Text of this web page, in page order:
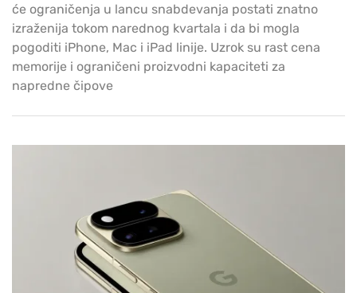
će ograničenja u lancu snabdevanja postati znatno
izraženija tokom narednog kvartala i da bi mogla
pogoditi iPhone, Mac i iPad linije. Uzrok su rast cena
memorije i ograničeni proizvodni kapaciteti za
napredne čipove